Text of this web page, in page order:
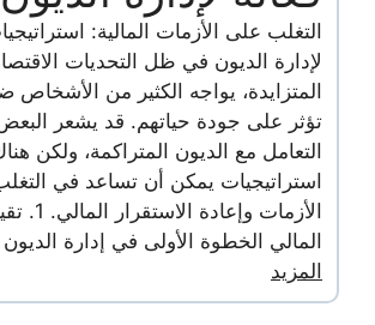
التغلب على الأزمات المالية:
لإدارة الديون في ظل التحديات
المتزايدة، يواجه الكثير من الأشخاص
تؤثر على جودة حياتهم. قد يشعر
التعامل مع الديون المتراكمة، ولكن
استراتيجيات يمكن أن تساعد في
الأزمات
المالي الخطوة الأولى في إدارة
المزيد